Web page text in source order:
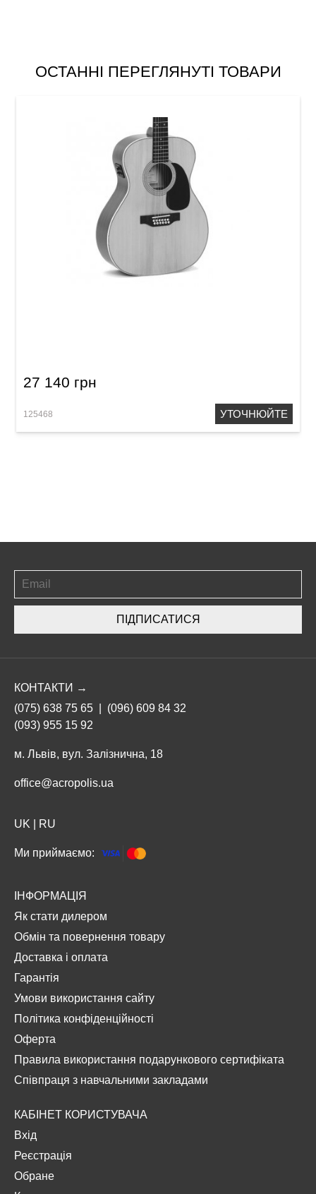
ОСТАННІ ПЕРЕГЛЯНУТІ ТОВАРИ
27 140 грн
125468 УТОЧНЮЙТЕ
ПІДПИСАТИСЯ
КОНТАКТИ →
(075) 638 75 65
(096) 609 84 32
(093) 955 15 92
м. Львів, вул. Залізнична, 18
office@acropolis.ua
UK RU
Ми приймаємо:
ІНФОРМАЦІЯ
Як стати дилером
Обмін та повернення товару
Доставка і оплата
Гарантія
Умови використання сайту
Політика конфіденційності
Оферта
Правила використання подарункового сертифіката
Співпраця з навчальними закладами
КАБІНЕТ КОРИСТУВАЧА
Вхід
Реєстрація
Обране